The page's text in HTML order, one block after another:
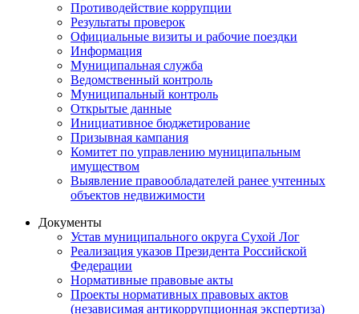
Противодействие коррупции
Результаты проверок
Официальные визиты и рабочие поездки
Информация
Муниципальная служба
Ведомственный контроль
Муниципальный контроль
Открытые данные
Инициативное бюджетирование
Призывная кампания
Комитет по управлению муниципальным
имуществом
Выявление правообладателей ранее учтенных
объектов недвижимости
Документы
Устав муниципального округа Сухой Лог
Реализация указов Президента Российской
Федерации
Нормативные правовые акты
Проекты нормативных правовых актов
(независимая антикоррупционная экспертиза)